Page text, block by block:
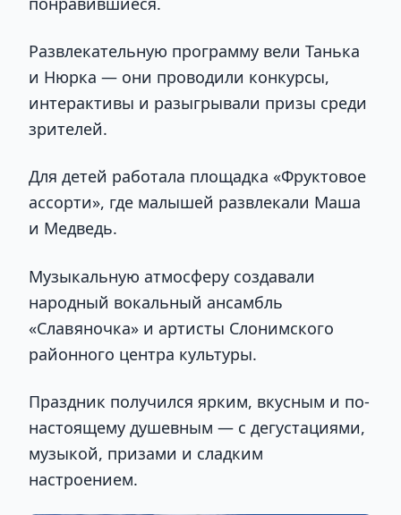
Развлекательную программу вели Танька
и Нюрка — они проводили конкурсы,
интерактивы и разыгрывали призы среди
зрителей.
Для детей работала площадка «Фруктовое
ассорти», где малышей развлекали Маша
и Медведь.
Музыкальную атмосферу создавали
народный вокальный ансамбль
«Славяночка» и артисты Слонимского
районного центра культуры.
Праздник получился ярким, вкусным и по-
настоящему душевным — с дегустациями,
музыкой, призами и сладким
настроением.